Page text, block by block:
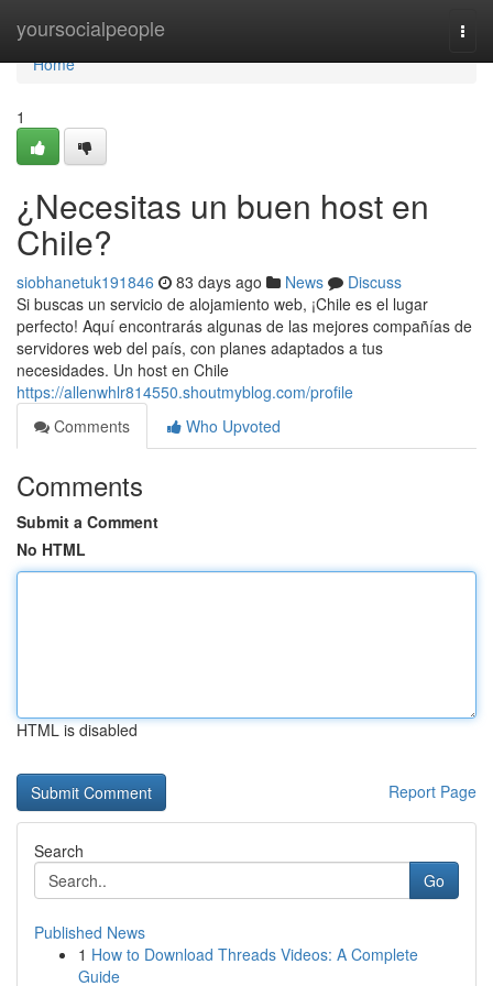
yoursocialpeople
Home
Home
1
¿Necesitas un buen host en
Chile?
siobhanetuk191846 83 days ago News
Discuss
Si buscas un servicio de alojamiento web, ¡Chile es el lugar
perfecto! Aquí encontrarás algunas de las mejores compañías de
servidores web del país, con planes adaptados a tus
necesidades. Un host en Chile
https://allenwhlr814550.shoutmyblog.com/profile
Comments
Who Upvoted
Comments
Submit a Comment
No HTML
HTML is disabled
Report Page
Search
Go
Published News
1 How to Download Threads Videos: A Complete
Guide